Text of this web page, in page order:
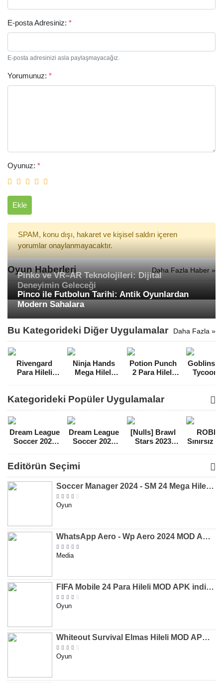
E-posta Adresiniz: *
E-posta adresinizi asla paylaşmayacağız.
Yorumunuz: *
Oyunuz: *
Ekle
SPAM, konu dışı, hakaret ve kişisel saldırı içeren
yorumlar onaylanmayacaktır.
Oyun Haberleri Daha Fazla Haber »
Pinko ve VR–AR Teknolojileri: Dijital
Deneyimin Geleceği
Pinco ile Futbolun Tarihi: Antik Oyunlardan
Modern Sahalara
Bu Kategorideki Diğer Uygulamalar Daha Fazla »
Rivengard
Para Hileli
Ninja Hands
Mega Hileli
Potion Punch
2 Para Hileli
Goblins
Tycoon
APK
Kategorideki Popüler Uygulamalar
Dream League
Soccer 2021
[v8.31]
Dream League
Soccer 2022
[Nulls] Brawl
Stars 2023
Sınırsız
Editörün Seçimi
Soccer Manager 2024 - SM 24 Mega Hileli MOD APK indir [v3.0.0]
Oyun
WhatsApp Aero - Wp Aero 2024 MOD APK indir [v10.0.2]
Media
FIFA Mobile 24 Para Hileli MOD APK indir [v20.1.02]
Oyun
Whiteout Survival Elmas Hileli MOD APK indir [v1.13.1]
Oyun